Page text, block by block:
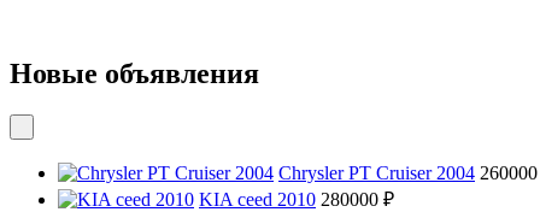
Новые объявления
Chrysler PT Cruiser 2004
KIA ceed 2010 280000 ₽